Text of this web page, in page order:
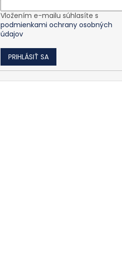
Vložením e-mailu súhlasíte s
podmienkami ochrany osobných
údajov
PRIHLÁSIŤ SA